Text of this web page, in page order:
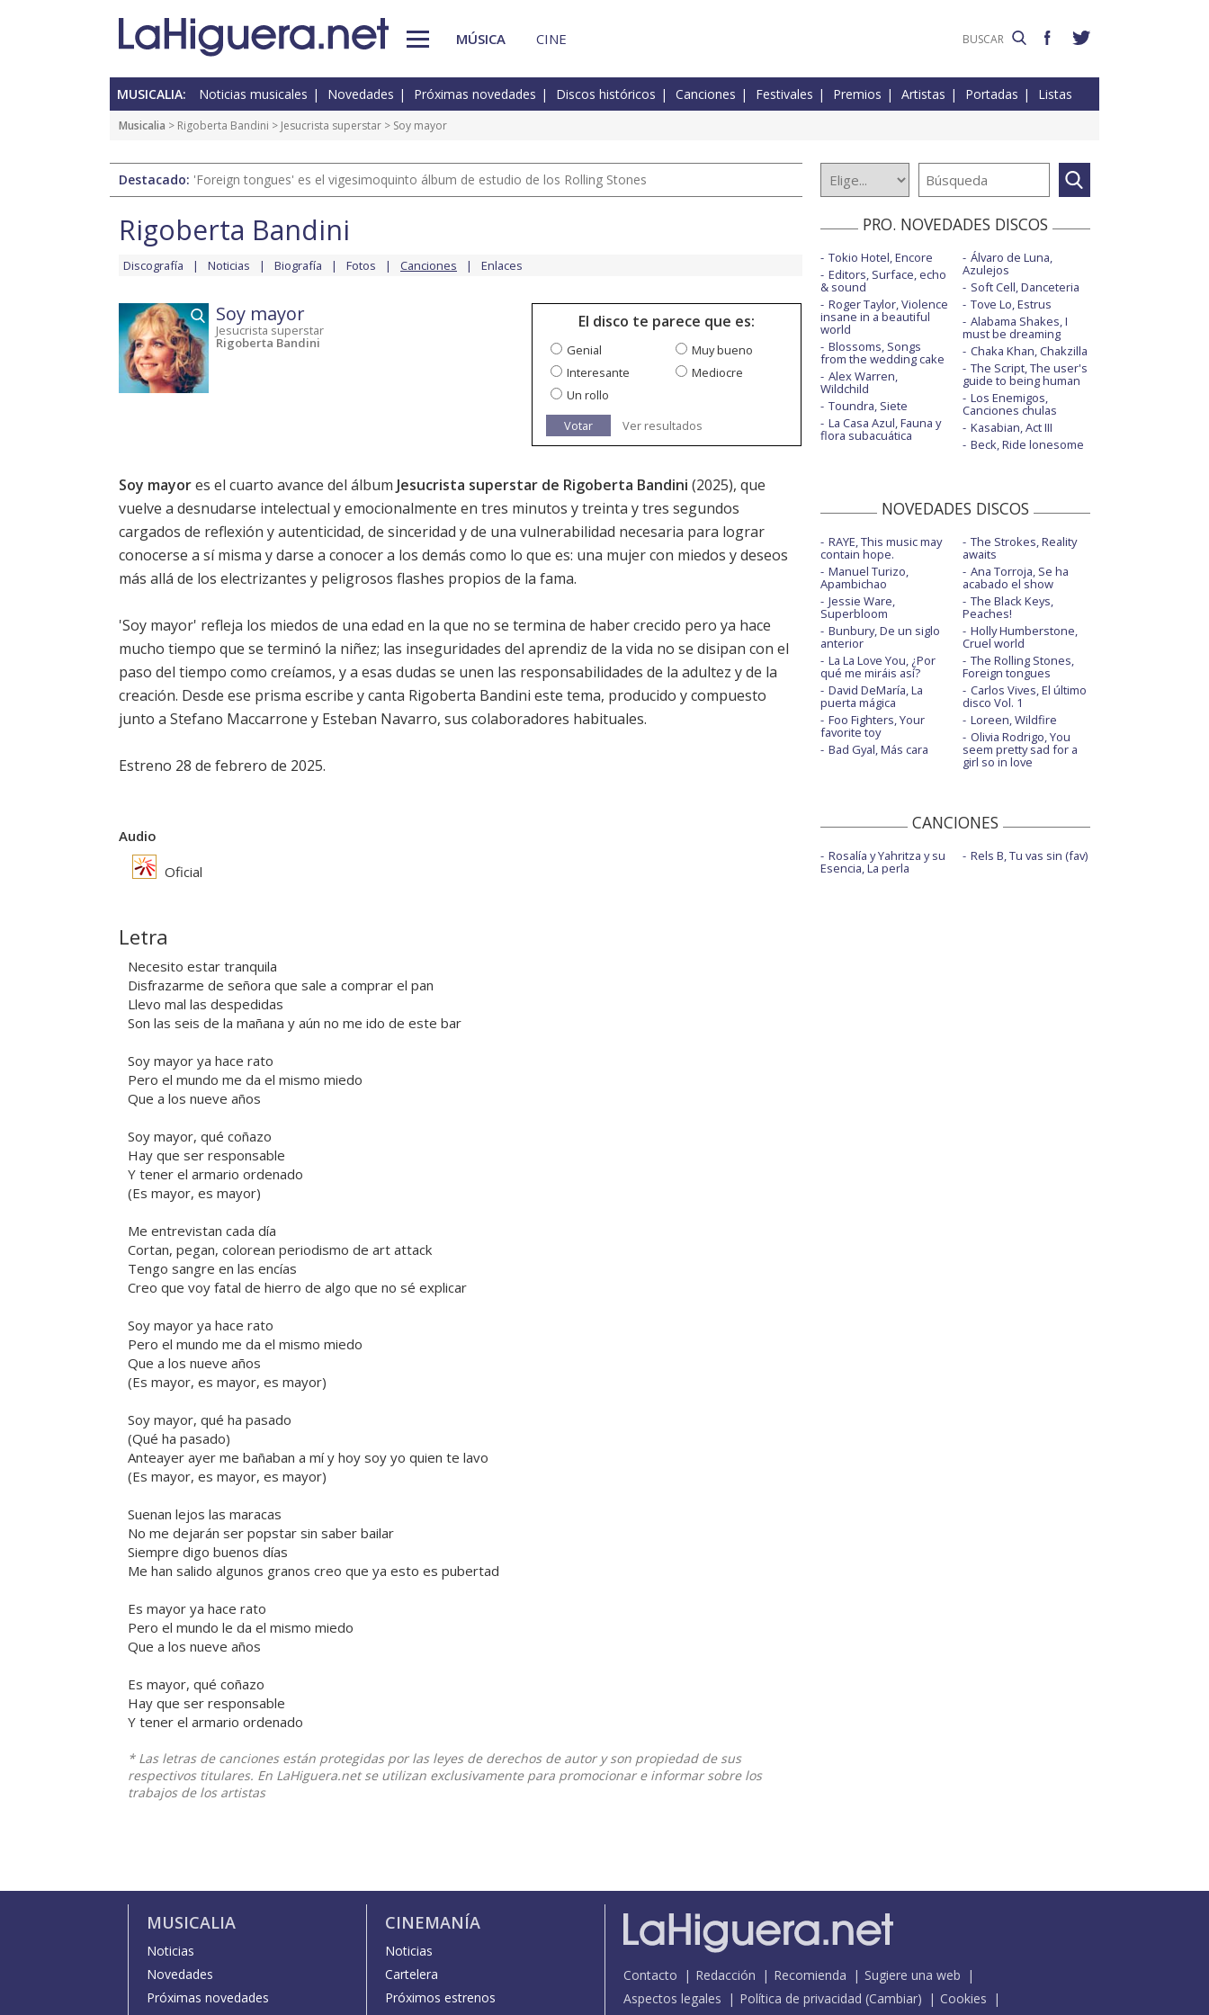
MÚSICA CINE
MUSICALIA: Noticias musicales Novedades Próximas novedades Discos históricos Canciones Festivales Premios Artistas Portadas Listas
Musicalia > Rigoberta Bandini > Jesucrista superstar > Soy mayor
Destacado: 'Foreign tongues' es el vigesimoquinto álbum de estudio de los Rolling Stones
Rigoberta Bandini
Discografía Noticias Biografía Fotos Canciones Enlaces
Soy mayor
Jesucrista superstar
Rigoberta Bandini
El disco te parece que es:
Genial
Muy bueno
Interesante
Mediocre
Un rollo
Votar
Ver resultados
Soy mayores el cuarto avance del álbum Jesucrista superstar de Rigoberta Bandini (2025), que
vuelve a desnudarse intelectual y emocionalmente en tres minutos y treinta y tres segundos
cargados de reflexión y autenticidad, de sinceridad y de una vulnerabilidad necesaria para lograr
conocerse a sí misma y darse a conocer a los demás como lo que es: una mujer con miedos y deseos
más allá de los electrizantes y peligrosos flashes propios de la fama.
'Soy mayor' refleja los miedos de una edad en la que no se termina de haber crecido pero ya hace
mucho tiempo que se terminó la niñez; las inseguridades del aprendiz de la vida no se disipan con el
paso del tiempo como creíamos, y a esas dudas se unen las responsabilidades de la adultez y de la
creación. Desde ese prisma escribe y canta Rigoberta Bandini este tema, producido y compuesto
junto a Stefano Maccarrone y Esteban Navarro, sus colaboradores habituales.
Estreno 28 de febrero de 2025.
Audio
Oficial
Letra
Necesito estar tranquila
Disfrazarme de señora que sale a comprar el pan
Llevo mal las despedidas
Son las seis de la mañana y aún no me ido de este bar
Soy mayor ya hace rato
Pero el mundo me da el mismo miedo
Que a los nueve años
Soy mayor, qué coñazo
Hay que ser responsable
Y tener el armario ordenado
(Es mayor, es mayor)
Me entrevistan cada día
Cortan, pegan, colorean periodismo de art attack
Tengo sangre en las encías
Creo que voy fatal de hierro de algo que no sé explicar
Soy mayor ya hace rato
Pero el mundo me da el mismo miedo
Que a los nueve años
(Es mayor, es mayor, es mayor)
Soy mayor, qué ha pasado
(Qué ha pasado)
Anteayer ayer me bañaban a mí y hoy soy yo quien te lavo
(Es mayor, es mayor, es mayor)
Suenan lejos las maracas
No me dejarán ser popstar sin saber bailar
Siempre digo buenos días
Me han salido algunos granos creo que ya esto es pubertad
Es mayor ya hace rato
Pero el mundo le da el mismo miedo
Que a los nueve años
Es mayor, qué coñazo
Hay que ser responsable
Y tener el armario ordenado
* Las letras de canciones están protegidas por las leyes de derechos de autor y son propiedad de sus
respectivos titulares. En LaHiguera.net se utilizan exclusivamente para promocionar e informar sobre los
trabajos de los artistas
PRO. NOVEDADES DISCOS
Tokio Hotel, Encore
Editors, Surface, echo
& sound
Roger Taylor, Violence
insane in a beautiful
world
Blossoms, Songs
from the wedding cake
Alex Warren,
Wildchild
Toundra, Siete
La Casa Azul, Fauna y
flora subacuática
Álvaro de Luna,
Azulejos
Soft Cell, Danceteria
Tove Lo, Estrus
Alabama Shakes, I
must be dreaming
Chaka Khan, Chakzilla
The Script, The user's
guide to being human
Los Enemigos,
Canciones chulas
Kasabian, Act III
Beck, Ride lonesome
NOVEDADES DISCOS
RAYE, This music may
contain hope.
Manuel Turizo,
Apambichao
Jessie Ware,
Superbloom
Bunbury, De un siglo
anterior
La La Love You, ¿Por
qué me miráis así?
David DeMaría, La
puerta mágica
Foo Fighters, Your
favorite toy
Bad Gyal, Más cara
The Strokes, Reality
awaits
Ana Torroja, Se ha
acabado el show
The Black Keys,
Peaches!
Holly Humberstone,
Cruel world
The Rolling Stones,
Foreign tongues
Carlos Vives, El último
disco Vol. 1
Loreen, Wildfire
Olivia Rodrigo, You
seem pretty sad for a
girl so in love
CANCIONES
Rosalía y Yahritza y su
Esencia, La perla
Rels B, Tu vas sin (fav)
MUSICALIA
Noticias
Novedades
Próximas novedades
CINEMANÍA
Noticias
Cartelera
Próximos estrenos
Contacto Redacción Recomienda
Sugiere una web
Aspectos legales
Política de privacidad (Cambiar)
Cookies